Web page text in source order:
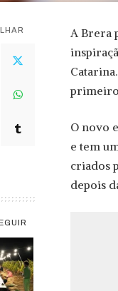
A Brera
O novo
e tem
criados
depois